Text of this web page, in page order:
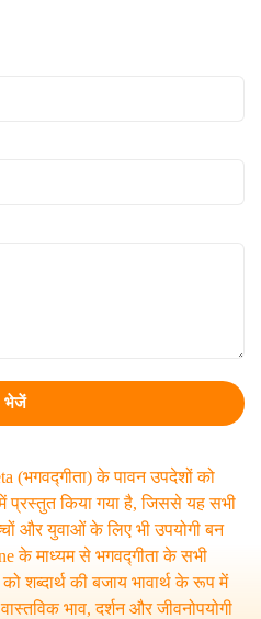
(भगवद्गीता) के पावन उपदेशों को
प्रस्तुत किया गया है, जिससे यह सभी
और युवाओं के लिए भी उपयोगी बन
के माध्यम से भगवद्गीता के सभी
शब्दार्थ की बजाय भावार्थ के रूप में
भाव, दर्शन और जीवनोपयोगी